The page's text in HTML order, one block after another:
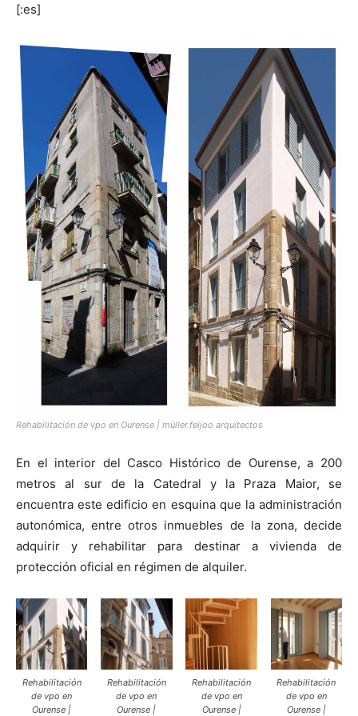
[:es]
Rehabilitación de vpo en Ourense | müller.feijoo arquitectos
En el interior del Casco Histórico de Ourense, a 200
metros al sur de la Catedral y la Praza Maior, se
encuentra este edificio en esquina que la administración
autonómica, entre otros inmuebles de la zona, decide
adquirir y rehabilitar para destinar a vivienda de
protección oficial en régimen de alquiler.
Rehabilitación
de vpo en
Ourense |
Rehabilitación
de vpo en
Ourense |
Rehabilitación
de vpo en
Ourense |
Rehabilitación
de vpo en
Ourense |